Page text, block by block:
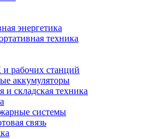
энергетика
техника
рабочих станций
аккумуляторы
и складская техника
системы
связь